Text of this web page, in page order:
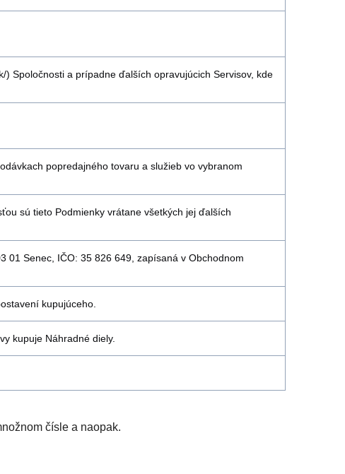
) Spoločnosti a prípadne ďalších opravujúcich Servisov, kde
popredajného tovaru a služieb vo vybranom
sú tieto Podmienky vrátane všetkých jej ďalších
01 Senec, IČO: 35 826 649, zapísaná v Obchodnom
kupujúceho.
kupuje Náhradné diely.
čísle a naopak.